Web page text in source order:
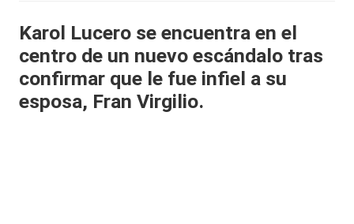
al
it
y
s,
Karol Lucero se encuentra en el
centro de un nuevo escándalo tras
confirmar que le fue infiel a su
esposa, Fran Virgilio.